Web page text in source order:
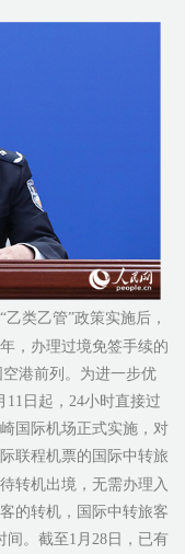
类乙管”政策实施后，
，办理过境免签手续的
港前列。为进一步优
日起，24小时直接过
国际机场正式实施，对
联程机票的国际中转旅
转机出境，无需办理入
的转机，国际中转旅客
。截至1月28日，已有